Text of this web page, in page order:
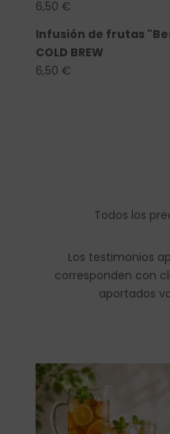
6,50 €
Infusión de frutas
COLD BREW
6,50 €
Todos los
Los testimonios
corresponden con
aportados